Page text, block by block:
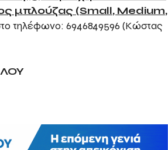
μπλούζας (Small, Medium,
τηλέφωνο: 6946849596 (Κώστας